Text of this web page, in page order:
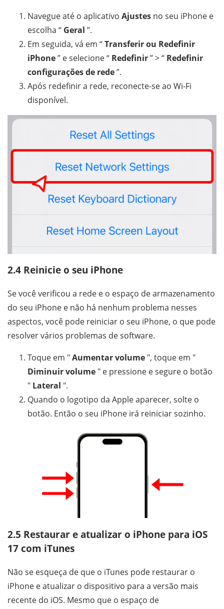
Navegue até o aplicativo Ajustes no seu iPhone e
escolha “ Geral ”.
Em seguida, vá em “Transferir ou Redefinir
iPhone” e selecione “ Redefinir” > “ Redefinir
configurações de rede”.
Após redefinir a rede, reconecte-se ao Wi-Fi
disponível.
2.4 Reinicie o seu iPhone
Se você verificou a rede e o espaço de armazenamento
do seu iPhone e não há nenhum problema nesses
aspectos, você pode reiniciar o seu iPhone, o que pode
resolver vários problemas de software.
Toque em "Aumentar volume ", toque em "
Diminuir volume " e pressione e segure o botão
" Lateral ".
Quando o logotipo da Apple aparecer, solte o
botão. Então o seu iPhone irá reiniciar sozinho.
2.5 Restaurar e atualizar o iPhone para iOS
17 com iTunes
Não se esqueça de que o iTunes pode restaurar o
iPhone e atualizar o dispositivo para a versão mais
recente do iOS. Mesmo que o espaço de